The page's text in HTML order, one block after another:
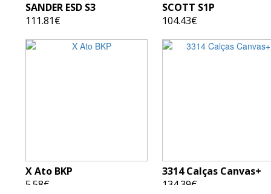
SANDER ESD S3
111.81€
SCOTT S1P
104.43€
X Ato BKP
5.58€
3314 Calças Canvas+
134.39€